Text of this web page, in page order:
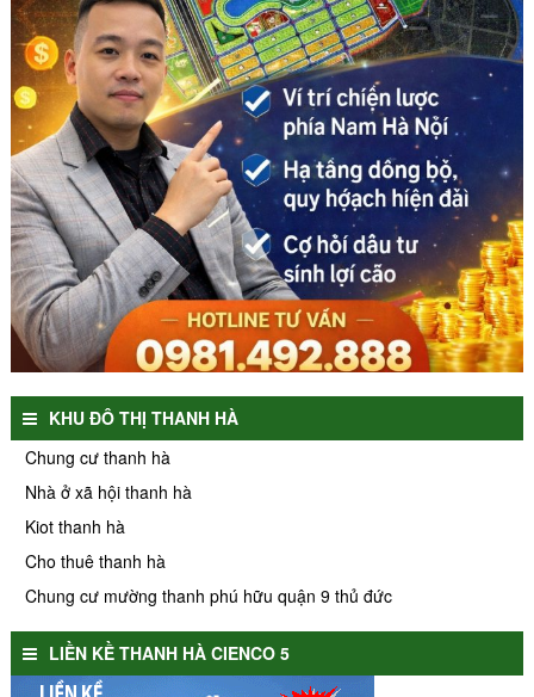
KHU ĐÔ THỊ THANH HÀ
Chung cư thanh hà
Nhà ở xã hội thanh hà
Kiot thanh hà
Cho thuê thanh hà
Chung cư mường thanh phú hữu quận 9 thủ đức
LIỀN KỀ THANH HÀ CIENCO 5